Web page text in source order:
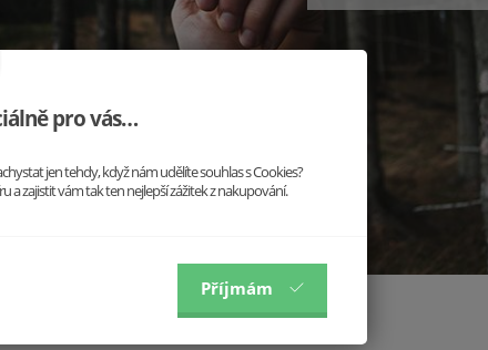
Darujte radost. Dvakrát.
pro vás…
jen tehdy, když nám udělíte souhlas s Cookies?
zajistit vám tak ten nejlepší zážitek z nakupování.
Příjmám